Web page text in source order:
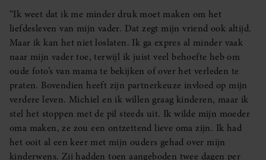
“Ik weet dat ik me minder druk moet maken om het
liefdesleven van mijn vader. Dat zegt mijn vriend ook altijd.
Maar ik kan het niet loslaten. Ik ga expres al minder vaak
naar mijn vader toe, terwijl ik juist veel behoefte heb om
oude foto’s van mama te bekijken of over het verleden te
praten. Bovendien heeft zijn partnerkeuze invloed op mijn
verdere leven. Michiel en ik willen graag kinderen, maar ik
stel het stoppen met de pil steeds uit. Ik wilde mijn moeder
oma maken, ze zou een ontzettend lieve oma zijn. Ik had
het ooit al een keer met mijn ouders gehad over mijn
kinderwens. Zij hadden toen aangeboden twee dagen per